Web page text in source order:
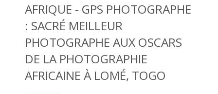
AFRIQUE - GPS PHOTOGRAPHE
: SACRÉ MEILLEUR
PHOTOGRAPHE AUX OSCARS
DE LA PHOTOGRAPHIE
AFRICAINE À LOMÉ, TOGO